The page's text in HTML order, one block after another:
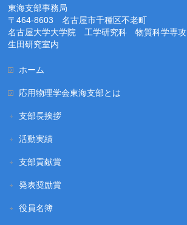
東海支部事務局
〒464-8603 名古屋市千種区不老町
名古屋大学大学院 工学研究科 物質科学専攻
生田研究室内
ホーム
応用物理学会東海支部とは
支部長挨拶
活動実績
支部貢献賞
発表奨励賞
役員名簿